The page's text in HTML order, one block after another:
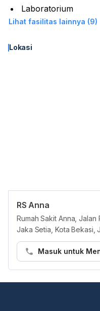
Laboratorium
Lihat fasilitas lainnya (9)
Lokasi
RS Anna
Rumah Sakit Anna, Jalan
Jaka Setia, Kota Bekasi,
Masuk untuk
Panduan Pasien
Pasien dapat membuat janji
Langkah 1:
• Buka https://
• Masukkan "RS Anna" di